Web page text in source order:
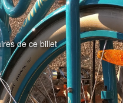
de ce billet